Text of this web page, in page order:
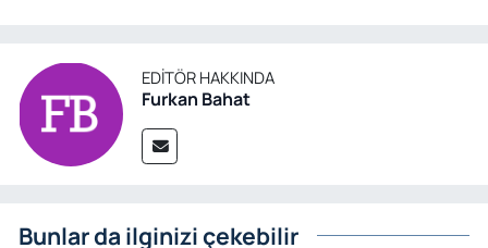
EDITÖR HAKKINDA
Furkan Bahat
Bunlar da ilginizi çekebilir